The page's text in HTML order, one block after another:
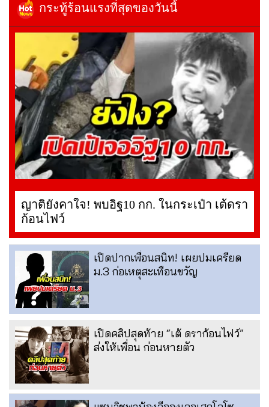
กระทู้ร้อนแรงที่สุดของวันนี้
ญาติยังคาใจ! พบอิฐ10 กก. ในกระเป๋า เต้ดรา
ก้อนไฟว์
เปิดปากเพื่อนสนิท! เผยปมเครียด
ม.3 ก่อเหตุสะเทือนขวัญ
เปิดคลิปสุดท้าย “เต้ ดราก้อนไฟว์”
ส่งให้เพื่อน ก่อนหายตัว